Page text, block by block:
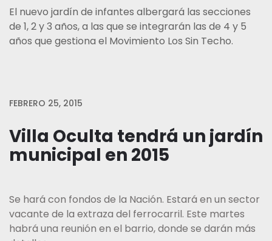
El nuevo jardín de infantes albergará las secciones
de 1, 2 y 3 años, a las que se integrarán las de 4 y 5
años que gestiona el Movimiento Los Sin Techo.
FEBRERO 25, 2015
Villa Oculta tendrá un jardín
municipal en 2015
Se hará con fondos de la Nación. Estará en un sector
vacante de la extraza del ferrocarril. Este martes
habrá una reunión en el barrio, donde se darán más